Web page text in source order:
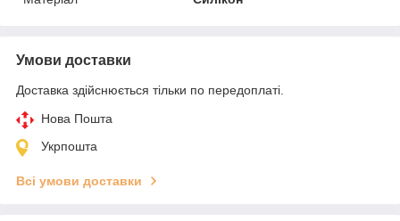
Умови доставки
Доставка здійснюється тільки по передоплаті.
Нова Пошта
Укрпошта
Всі умови доставки